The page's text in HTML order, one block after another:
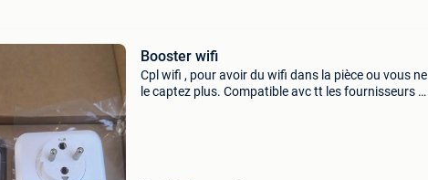
Booster wifi
Cpl wifi , pour avoir du wifi dans la pièce ou vous ne
le captez plus. Compatible avc tt les fournisseurs (